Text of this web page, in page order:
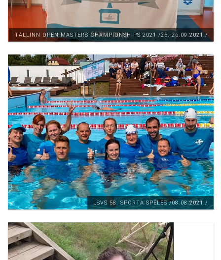
TALLINN OPEN MASTERS CHAMPIONSHIPS 2021 /25.-26.09.2021./
LSVS 58. SPORTA SPĒLES /08.08.2021./